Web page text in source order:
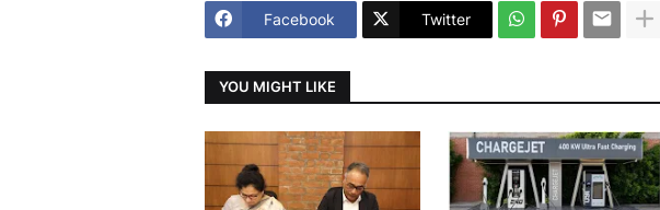
Facebook Twitter
YOU MIGHT LIKE